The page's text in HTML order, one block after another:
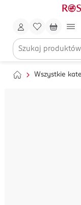
Wszystkie